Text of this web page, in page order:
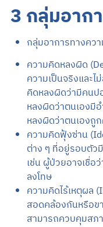
3 กลุ่มอาก
กลุ่มอาการทางคว
ความคิดหลงผิด
ความเป็นจริงและไ
คิดหลงผิดว่ามีคนป
หลงผิดว่าตนเองมี
หลงผิดว่าตนเองถู
ความคิดฟุ้งซ่าน
ต่าง ๆ ที่อยู่รอบตัว
เช่น ผู้ป่วยอาจเชื่อ
ลงโทษ
ความคิดไร้เหตุผล
สอดคล้องกันหรือข
สามารถควบคุมสภ